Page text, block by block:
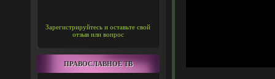
Зарегистрируйтесь и оставьте свой
отзыв или вопрос
ПРАВОСЛАВНОЕ ТВ